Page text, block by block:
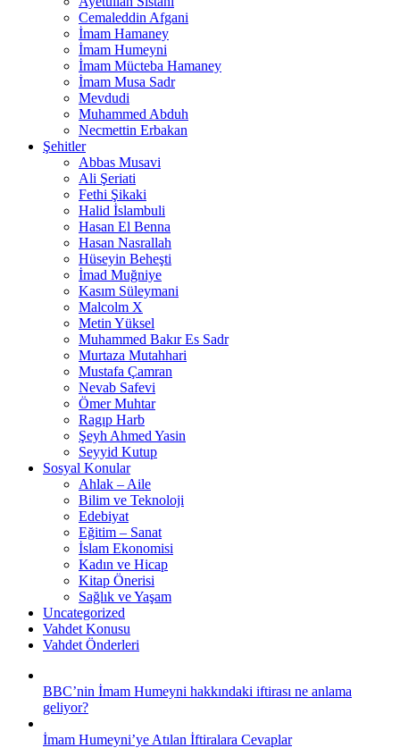
Cemaleddin Afgani
İmam Hamaney
İmam Humeyni
İmam Mücteba Hamaney
İmam Musa Sadr
Mevdudi
Muhammed Abduh
Necmettin Erbakan
Şehitler
Abbas Musavi
Ali Şeriati
Fethi Şikaki
Halid İslambuli
Hasan El Benna
Hasan Nasrallah
Hüseyin Beheşti
İmad Muğniye
Kasım Süleymani
Malcolm X
Metin Yüksel
Muhammed Bakır Es Sadr
Murtaza Mutahhari
Mustafa Çamran
Nevab Safevi
Ömer Muhtar
Ragıp Harb
Şeyh Ahmed Yasin
Seyyid Kutup
Sosyal Konular
Ahlak – Aile
Bilim ve Teknoloji
Edebiyat
Eğitim – Sanat
İslam Ekonomisi
Kadın ve Hicap
Kitap Önerisi
Sağlık ve Yaşam
Uncategorized
Vahdet Konusu
Vahdet Önderleri
BBC’nin İmam Humeyni hakkındaki iftirası ne anlama
geliyor?
İmam Humeyni’ye Atılan İftiralara Cevaplar